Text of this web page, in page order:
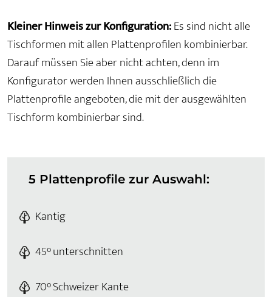
Kleiner Hinweis zur Konfiguration:Es sind nicht alle
Tischformen mit allen Plattenprofilen kombinierbar.
Darauf müssen Sie aber nicht achten, denn im
Konfigurator werden Ihnen ausschließlich die
Plattenprofile angeboten, die mit der ausgewählten
Tischform kombinierbar sind.
5 Plattenprofile zur Auswahl:
Kantig
45° unterschnitten
70° Schweizer Kante